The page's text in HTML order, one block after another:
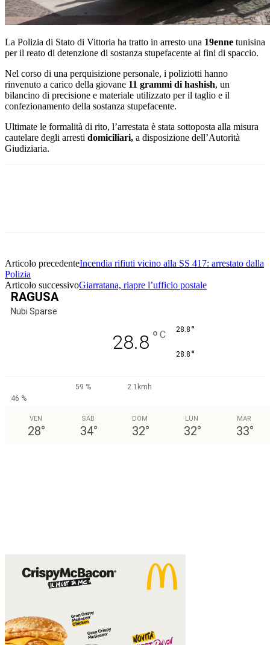
La Polizia di Stato di Vittoria ha tratto in arresto una 19enne tunisina
per il reato di detenzione di sostanza stupefacente ai fini di spaccio.
Nel corso di una perquisizione personale, i poliziotti hanno
rinvenuto a carico della giovane 11 grammi di hashish, un
bilancino di precisione e materiale utilizzato per il taglio e il
confezionamento della sostanza stupefacente.
Ultimate le formalità di rito, l’arrestata è stata sottoposta alla misura
cautelare degli arresti domiciliari, a disposizione dell’Autorità
Giudiziaria.
Articolo precedenteIncendia rifiuti vicino alla SS 417: arrestato dalla
Polizia
Articolo successivoGiarratana, riapre l’ufficio postale
RAGUSA
Nubi Sparse
28.8 ° C 28.8 °
28.8 °
59 %
2.1kmh
46 %
VEN
28°
SAB
34°
DOM
32°
LUN
32°
MAR
33°